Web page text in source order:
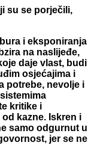
su se porječili,
i eksponiranja
na naslijeđe,
daje vlast, budi
osjećajima i
potrebe, nevolje i
kritike i
kazne. Iskren i
samo odgurnut u
jer se ne